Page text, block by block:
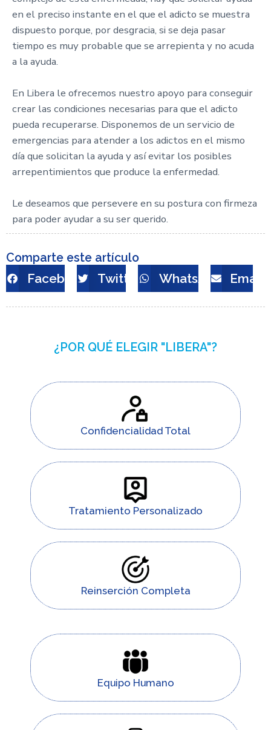
en el preciso instante en el que el adicto se muestra
dispuesto porque, por desgracia, si se deja pasar
tiempo es muy probable que se arrepienta y no acuda
a la ayuda.
En Libera le ofrecemos nuestro apoyo para conseguir
crear las condiciones necesarias para que el adicto
pueda recuperarse. Disponemos de un servicio de
emergencias para atender a los adictos en el mismo
día que solicitan la ayuda y así evitar los posibles
arrepentimientos que produce la enfermedad.
Le deseamos que persevere en su postura con firmeza
para poder ayudar a su ser querido.
Comparte este artículo
Facebook Twitter WhatsApp Email
¿POR QUÉ ELEGIR "LIBERA"?
Confidencialidad Total
Tratamiento Personalizado
Reinserción Completa
Equipo Humano